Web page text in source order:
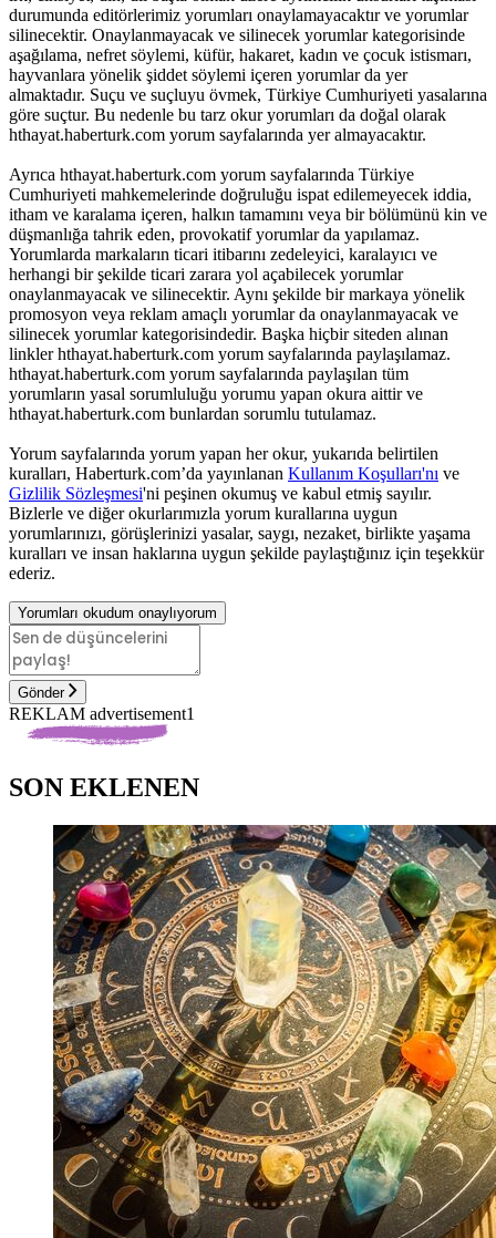
durumunda editörlerimiz yorumları onaylamayacaktır ve yorumlar
silinecektir. Onaylanmayacak ve silinecek yorumlar kategorisinde
aşağılama, nefret söylemi, küfür, hakaret, kadın ve çocuk istismarı,
hayvanlara yönelik şiddet söylemi içeren yorumlar da yer
almaktadır. Suçu ve suçluyu övmek, Türkiye Cumhuriyeti yasalarına
göre suçtur. Bu nedenle bu tarz okur yorumları da doğal olarak
hthayat.haberturk.com yorum sayfalarında yer almayacaktır.
Ayrıca hthayat.haberturk.com yorum sayfalarında Türkiye
Cumhuriyeti mahkemelerinde doğruluğu ispat edilemeyecek iddia,
itham ve karalama içeren, halkın tamamını veya bir bölümünü kin ve
düşmanlığa tahrik eden, provokatif yorumlar da yapılamaz.
Yorumlarda markaların ticari itibarını zedeleyici, karalayıcı ve
herhangi bir şekilde ticari zarara yol açabilecek yorumlar
onaylanmayacak ve silinecektir. Aynı şekilde bir markaya yönelik
promosyon veya reklam amaçlı yorumlar da onaylanmayacak ve
silinecek yorumlar kategorisindedir. Başka hiçbir siteden alınan
linkler hthayat.haberturk.com yorum sayfalarında paylaşılamaz.
hthayat.haberturk.com yorum sayfalarında paylaşılan tüm
yorumların yasal sorumluluğu yorumu yapan okura aittir ve
hthayat.haberturk.com bunlardan sorumlu tutulamaz.
Yorum sayfalarında yorum yapan her okur, yukarıda belirtilen
kuralları, Haberturk.com’da yayınlanan Kullanım Koşulları'nı ve
Gizlilik Sözleşmesi'ni peşinen okumuş ve kabul etmiş sayılır.
Bizlerle ve diğer okurlarımızla yorum kurallarına uygun
yorumlarınızı, görüşlerinizi yasalar, saygı, nezaket, birlikte yaşama
kuralları ve insan haklarına uygun şekilde paylaştığınız için teşekkür
ederiz.
Yorumları okudum onaylıyorum
Gönder
REKLAM advertisement1
SON EKLENEN